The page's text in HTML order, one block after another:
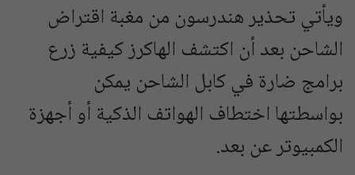
ويأتي تحذير هندرسون من مغبة اقتراض
الشاحن بعد أن اكتشف الهاكرز كيفية زرع
برامج ضارة في كابل الشاحن يمكن
بواسطتها اختطاف الهواتف الذكية أو أجهزة
الكمبيوتر عن بعد.